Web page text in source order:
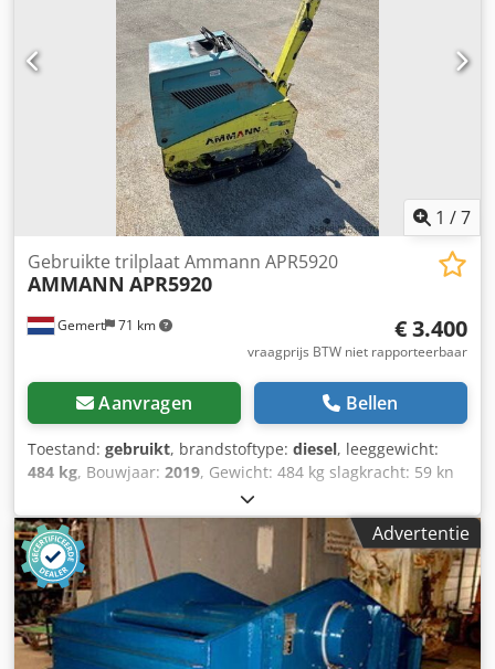
1 /7
Gemert 71 km
Gebruikte trilplaat Ammann APR5920
AMMANN APR5920
€ 3.400
vraagprijs BTW niet rapporteerbaar
Aanvragen Bellen
Toestand: gebruikt, brandstoftype: diesel, leeggewicht:
484 kg, Bouwjaar: 2019, Gewicht: 484 kg slagkracht: 59 kn
Diesel, 1 cylinder Hatz (1b40)\ Vooruit/ teruguit. Csdjxw H
Hcepfx Abherf Elektrisch gestart. Breedte plaat: 60 cm Prijs
per stuk: € 3.400,- ex BTW Meerdere op voorraad!Advertentie